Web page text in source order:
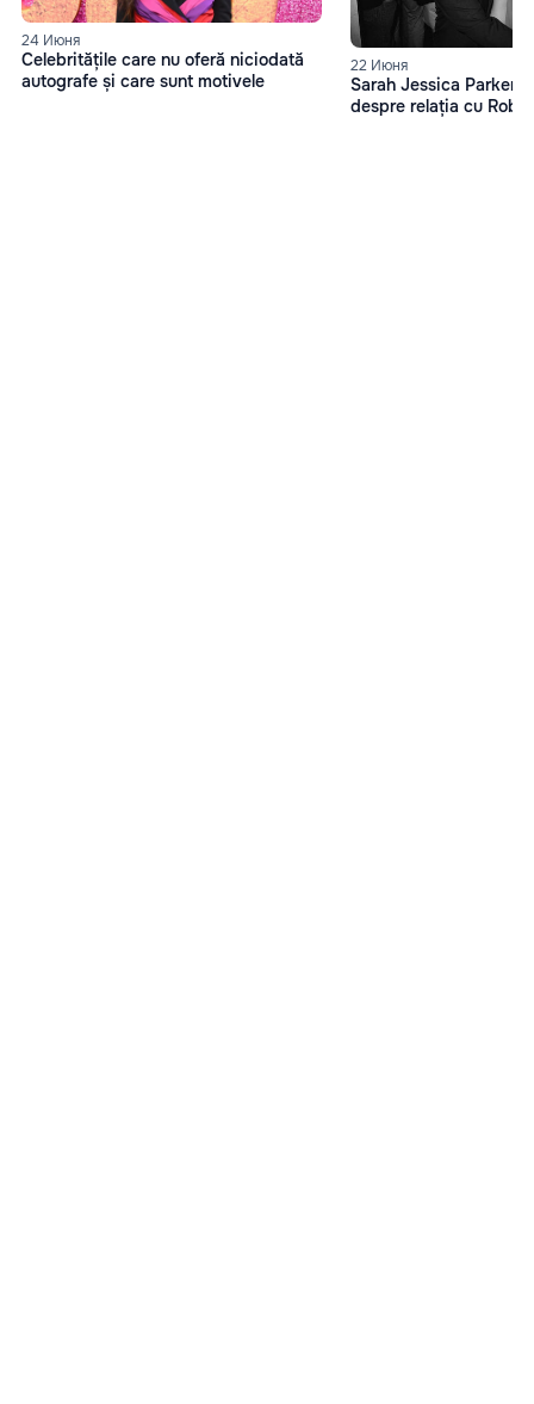
24 Июня
Celebritățile care nu oferă niciodată
autografe și care sunt motivele
22 Июня
Sarah Jessica Parker,
despre relația cu